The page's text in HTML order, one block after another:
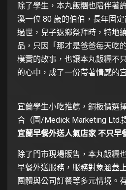
除了學生，本丸飯糰也陪伴著
溪一位 80 歲的伯伯，長年固
過世，兒子返鄉祭拜時，特地
品，只因「那才是爸爸每天吃
樸實的故事，也讓本丸飯糰不
的心中，成了一份帶著情感的
宜蘭學生小吃推薦，銅板價選
合（圖/Medick Marketing Ltd.
宜蘭早餐外送人氣店家 不只早
除了門市現場販售，本丸飯糰
早餐外送服務，服務對象涵蓋
團體與公司訂餐等多元情境。